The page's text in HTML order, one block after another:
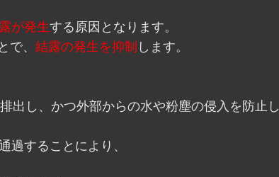
が発生する原因となります。
で、 結露の発生を抑制 します。
出し、かつ外部からの水や粉塵の侵入を防止し
過することにより、